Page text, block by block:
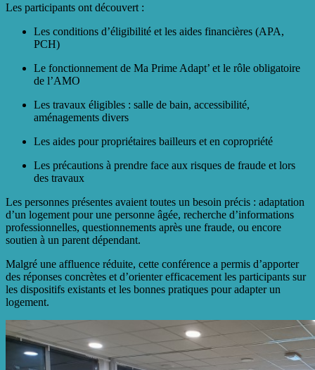
Les participants ont découvert :
Les conditions d’éligibilité et les aides financières (APA,
PCH)
Le fonctionnement de Ma Prime Adapt’ et le rôle obligatoire
de l’AMO
Les travaux éligibles : salle de bain, accessibilité,
aménagements divers
Les aides pour propriétaires bailleurs et en copropriété
Les précautions à prendre face aux risques de fraude et lors
des travaux
Les personnes présentes avaient toutes un besoin précis : adaptation
d’un logement pour une personne âgée, recherche d’informations
professionnelles, questionnements après une fraude, ou encore
soutien à un parent dépendant.
Malgré une affluence réduite, cette conférence a permis d’apporter
des réponses concrètes et d’orienter efficacement les participants sur
les dispositifs existants et les bonnes pratiques pour adapter un
logement.